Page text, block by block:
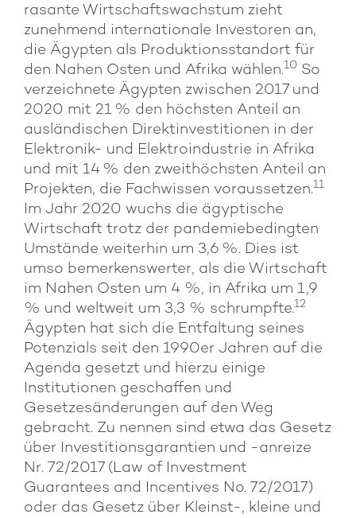
rasante Wirtschaftswachstum zieht
zunehmend internationale Investoren an,
die Ägypten als Produktionsstandort für
den Nahen Osten und Afrika wählen.10 So
verzeichnete Ägypten zwischen 2017 und
2020 mit 21 % den höchsten Anteil an
ausländischen Direktinvestitionen in der
Elektronik- und Elektroindustrie in Afrika
und mit 14 % den zweithöchsten Anteil an
Projekten, die Fachwissen voraussetzen.11
Im Jahr 2020 wuchs die ägyptische
Wirtschaft trotz der pandemiebedingten
Umstände weiterhin um 3,6 %. Dies ist
umso bemerkenswerter, als die Wirtschaft
im Nahen Osten um 4 %, in Afrika um 1,9
% und weltweit um 3,3 % schrumpfte.12
Ägypten hat sich die Entfaltung seines
Potenzials seit den 1990er Jahren auf die
Agenda gesetzt und hierzu einige
Institutionen geschaffen und
Gesetzesänderungen auf den Weg
gebracht. Zu nennen sind etwa das Gesetz
über Investitionsgarantien und -anreize
Nr. 72/2017 (Law of Investment
Guarantees and Incentives No. 72/2017)
oder das Gesetz über Kleinst-, kleine und